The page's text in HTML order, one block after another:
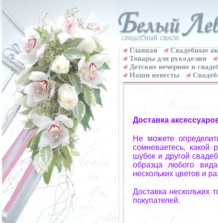
Главная
Свадебные
Товары для рукоделия
Детские вечерние и
Наши невесты
Доставка
Не можете
сомневаетесь, какой
шубок и другой
образца любого
нескольких цветов и
Доставка нескольких
покупателей.